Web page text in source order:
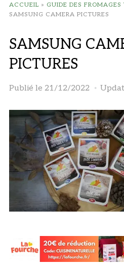
ACCUEIL » GUIDE DES
SAMSUNG CAMERA PICTURES
SAMSUNG
PICTURES
Publié le 21/12/2022